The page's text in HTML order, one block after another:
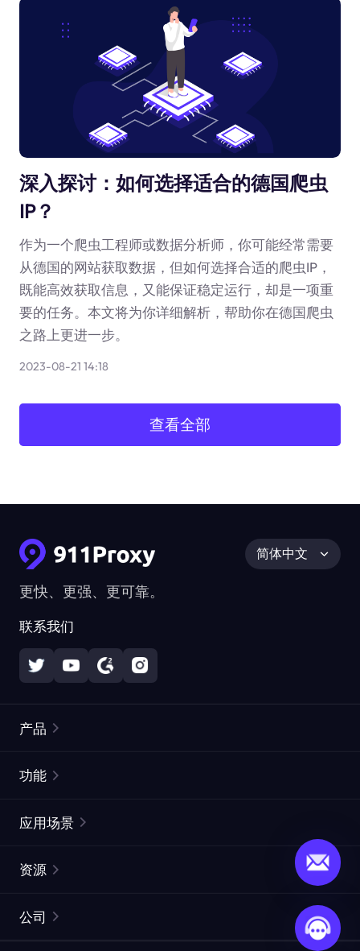
深入探讨：如何选择适合的德国爬虫
IP？
作为一个爬虫工程师或数据分析师，你可能经常需要
从德国的网站获取数据，但如何选择合适的爬虫IP，
既能高效获取信息，又能保证稳定运行，却是一项重
要的任务。本文将为你详细解析，帮助你在德国爬虫
之路上更进一步。
2023-08-21 14:18
查看全部
更快、更强、更可靠。
联系我们
简体中文
产品
静态住宅代理
网页抓取 API
功能
ISP代理
ProxySite
应用场景
市场研究
资源
公司